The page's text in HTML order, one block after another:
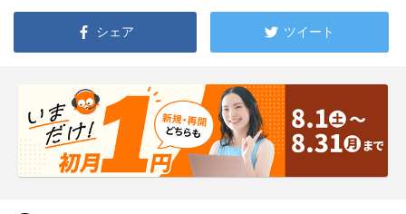
シェア ツイート